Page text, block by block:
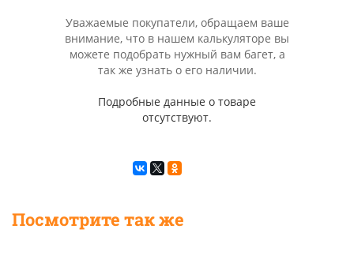
Уважаемые покупатели, обращаем ваше
внимание, что в нашем калькуляторе вы
можете подобрать нужный вам багет, а
так же узнать о его наличии.
Подробные данные о товаре
отсутствуют.
Посмотрите так же